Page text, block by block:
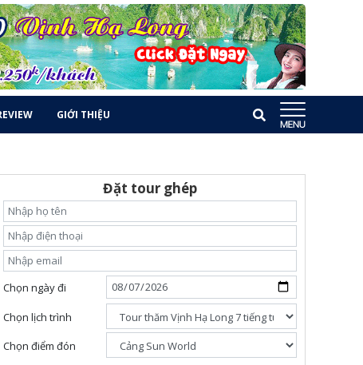
GIỚI THIỆU
Đặt tour ghép
Chọn ngày đi
Chọn lịch trình
Chọn điểm đón